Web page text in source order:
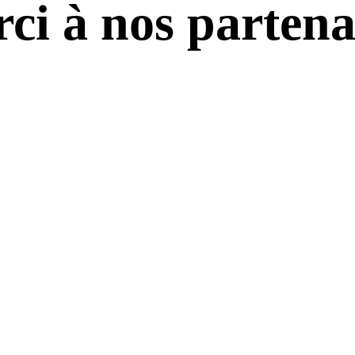
à nos